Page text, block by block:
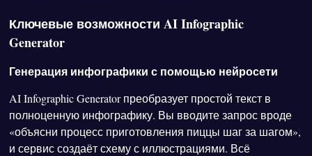
Ключевые возможности AI Infographic
Generator
Генерация инфографики с помощью нейросети
AI Infographic Generator преобразует простой текст в
полноценную инфографику. Вы вводите запрос вроде
«объясни процесс приготовления пиццы шаг за шагом»,
и сервис создаёт схему с иллюстрациями. Всё